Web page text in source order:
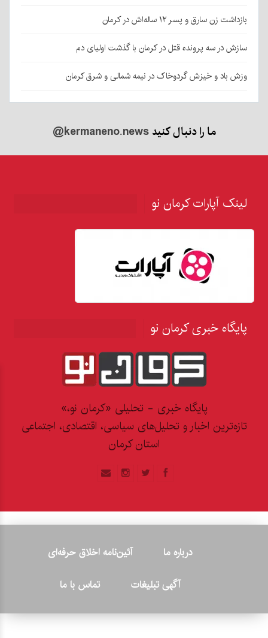
بازداشت زن سارق و پسر ۱۲ ساله‌اش در کرمان
سازش در سه پرونده قتل در کرمان با گذشت اولیای دم
وزش باد و خیزش گردوخاک در نیمه شمالی و شرق کرمان
ما را دنبال کنید@kermaneno.news
لینک آپارات کرمان نو
پایگاه خبری کرمان نو
پایگاه خبری - تحلیلی «کرمان نو،»
تازه‌ترین اخبار و تحلیل‌های سیاسی، اقتصادی، اجتماعی
استان کرمان
درباره ما
آئین‌نامه اخلاق حرفه‌ای
آگهی تبلیغات
تماس با ما